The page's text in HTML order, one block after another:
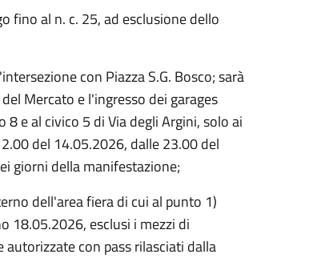
fino al n. c. 25, ad esclusione dello
con Piazza S.G. Bosco; sarà
Mercato e l'ingresso dei garages
e al civico 5 di Via degli Argini, solo ai
del 14.05.2026, dalle 23.00 del
giorni della manifestazione;
dell'area fiera di cui al punto 1)
18.05.2026, esclusi i mezzi di
con pass rilasciati dalla